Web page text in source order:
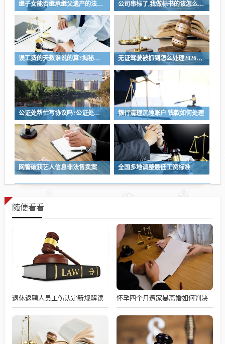
继子女能否继承继父遗产的法律解析与探讨 公司串标了,我做标书的该怎么办?公司涉嫌串标行为，我该如何应对制作标书的风险？
误工费的天数谁说的算?揭秘误工费天数判定权，是谁说了算 无证驾驶被抓到怎么处理2026，无证驾驶处理指南，如何应对2026年无证驾驶被抓情况
公证处帮忙写协议吗?公证处协助撰写协议，专业法律服务为您保驾护航 银行清理沉睡账户 钱款如何处理
网警破获艺人信息非法售卖案 全国多地调整最低工资标准
随便看看
退休返聘人员工伤认定新规解读 怀孕四个月遭家暴离婚如何判决